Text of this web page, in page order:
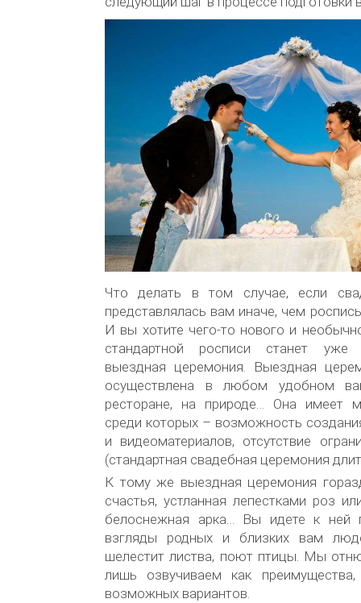
Что делать в том случае, если
представлялась вам иначе, чем
И вы хотите чего-то нового и
стандартной росписи станет уже
выездная церемония. Выездная
осуществлена в любом удобном
ресторане, на природе… Она имеет
среди которых – возможность
и видеоматериалов, отсутствие
(стандартная свадебная церемония
К тому же выездная церемония
счастья, устланная лепестками роз
белоснежная арка… Вы идете к ней
взгляды родных и близких вам
шелестит листва, поют птицы. Мы
лишь озвучиваем как
возможных вариантов.